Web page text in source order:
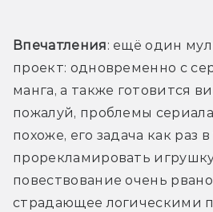
Впечатления: ещё один
проект: одновременно с
манга, а также готовится
пожалуй, проблемы
похоже, его задача как раз
прорекламировать
повествование очень
страдающее логическими